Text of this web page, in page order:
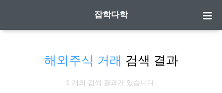
잡학다학
해외주식 거래 검색 결과
1 개의 검색 결과가 있습니다.